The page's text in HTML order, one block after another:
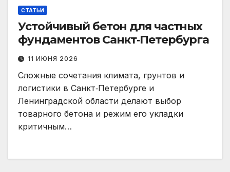
СТАТЬИ
Устойчивый бетон для частных
фундаментов Санкт‑Петербурга
11 ИЮНЯ 2026
Сложные сочетания климата, грунтов и
логистики в Санкт‑Петербурге и
Ленинградской области делают выбор
товарного бетона и режим его укладки
критичным…